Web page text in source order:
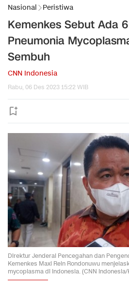
Nasional Peristiwa
Kemenkes Sebut Ada
Pneumonia
Sembuh
CNN Indonesia
Rabu, 06 Des 2023 15:22 WIB
Direktur Jenderal Pencegahan dan
Kemenkes Maxi Rein Rondonuwu
mycoplasma di Indonesia. (CNN